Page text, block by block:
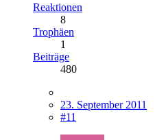
Reaktionen
8
Trophäen
1
Beiträge
480
23. September 2011
#11